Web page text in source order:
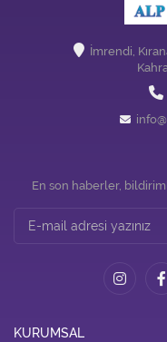
İmrendi,
En son haberler,
KURUMSAL